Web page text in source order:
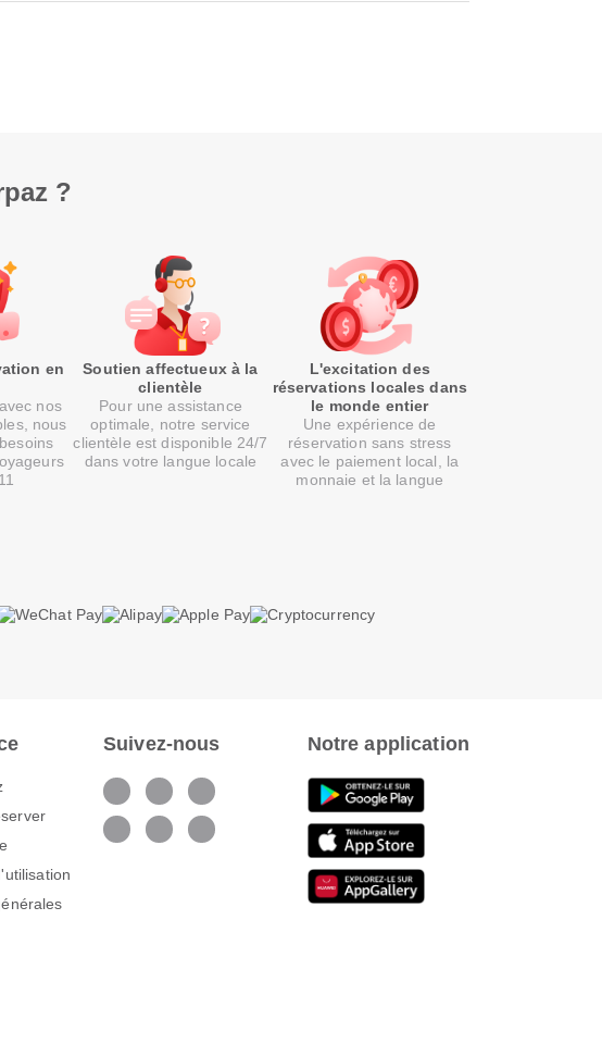
?
en
nos
nous
Soutien affectueux à la
clientèle
Pour une assistance
optimale, notre service
clientèle est disponible 24/7
dans votre langue locale
L'excitation des
réservations locales dans
le monde entier
Une expérience de
réservation sans stress
avec le paiement local, la
monnaie et la langue
Suivez-nous Notre application